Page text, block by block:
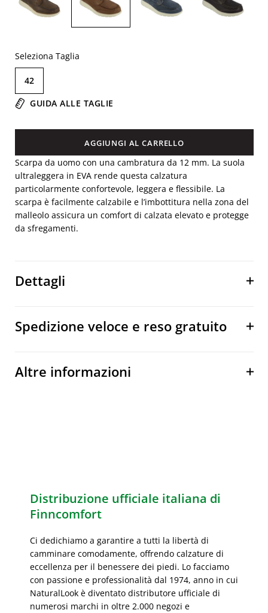
Seleziona Taglia
42
GUIDA ALLE TAGLIE
AGGIUNGI AL CARRELLO
Scarpa da uomo con una cambratura da 12 mm. La suola
ultraleggera in EVA rende questa calzatura
particolarmente confortevole, leggera e flessibile. La
scarpa è facilmente calzabile e l’imbottitura nella zona del
malleolo assicura un comfort di calzata elevato e protegge
da sfregamenti.
Dettagli
Spedizione veloce e reso gratuito
Altre informazioni
Distribuzione ufficiale italiana di
Finncomfort
Ci dedichiamo a garantire a tutti la libertà di
camminare comodamente, offrendo calzature di
eccellenza per il benessere dei piedi. Lo facciamo
con passione e professionalità dal 1974, anno in cui
NaturalLook è diventato distributore ufficiale di
numerosi marchi in oltre 2.000 negozi e